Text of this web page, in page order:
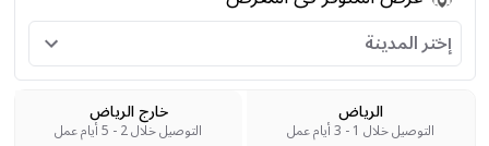
إختر المدينة
الرياض
التوصيل خلال 1 - 3 أيام عمل
خارج الرياض
التوصيل خلال 2 - 5 أيام عمل